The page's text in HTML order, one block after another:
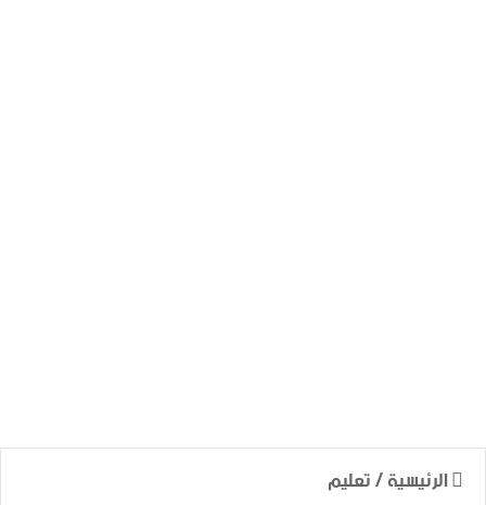
الرئيسية/تعليم